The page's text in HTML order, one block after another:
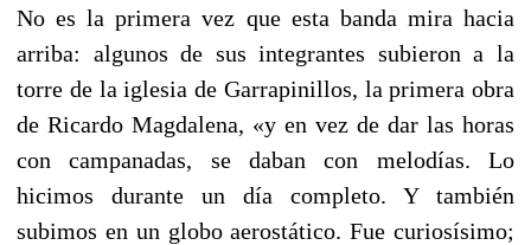
No es la primera vez que esta banda mira hacia
arriba: algunos de sus integrantes subieron a la
torre de la iglesia de Garrapinillos, la primera obra
de Ricardo Magdalena, «y en vez de dar las horas
con campanadas, se daban con melodías. Lo
hicimos durante un día completo. Y también
subimos en un globo aerostático. Fue curiosísimo;